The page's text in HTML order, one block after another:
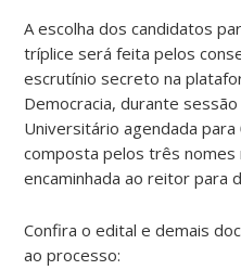
A escolha dos candidatos
tríplice será feita pelos
escrutínio secreto na
Democracia, durante
Universitário agendada para
composta pelos três nomes
encaminhada ao reitor para
Confira o edital e demais
ao processo: